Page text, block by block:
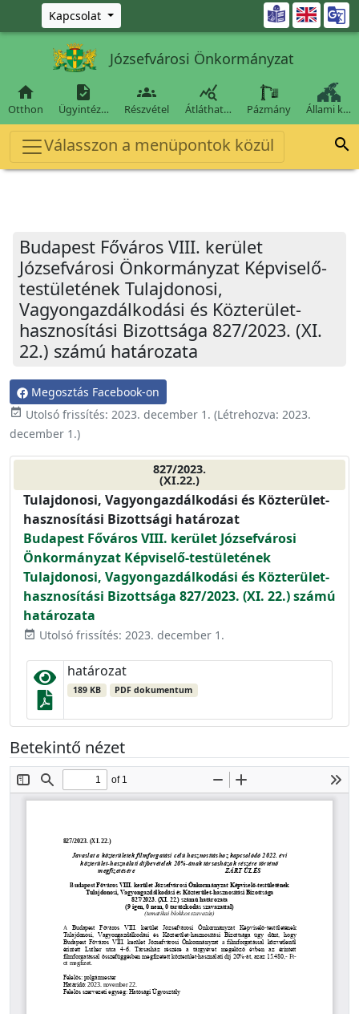
Ugrás a fő tartalomra
Kapcsolat 
Józsefvárosi Önkormányzat

Otthon

Ügyintéz…

Részvétel

Átláthat… Pázmány Állami k…
Válasszon a menüpontok közül 
Budapest Főváros VIII. kerület
Józsefvárosi Önkormányzat Képviselő-
testületének Tulajdonosi,
Vagyongazdálkodási és Közterület-
hasznosítási Bizottsága 827/2023. (XI.
22.) számú határozata
Megosztás Facebook-on
event_available Utolsó frissítés: 2023. december 1. (Létrehozva: 2023.
december 1.)
827/2023.
(XI.22.)
Tulajdonosi, Vagyongazdálkodási és Közterület-
hasznosítási Bizottsági határozat
Budapest Főváros VIII. kerület Józsefvárosi
Önkormányzat Képviselő-testületének
Tulajdonosi, Vagyongazdálkodási és Közterület-
hasznosítási Bizottsága 827/2023. (XI. 22.) számú
határozata
event_available Utolsó frissítés: 2023. december 1.
határozat
189 KB PDF dokumentum
Betekintő nézet